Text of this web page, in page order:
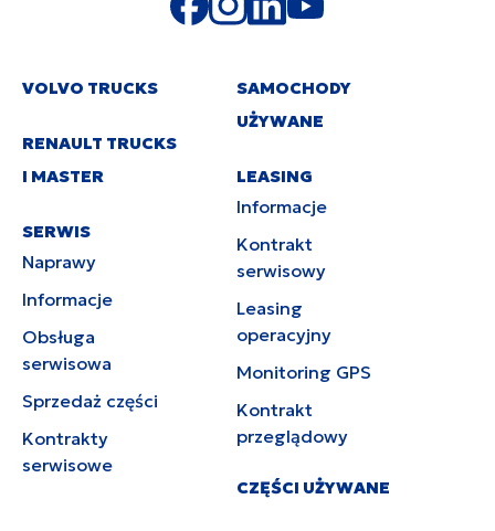
VOLVO TRUCKS
RENAULT TRUCKS
I MASTER
SERWIS
Naprawy
Informacje
Obsługa
serwisowa
Sprzedaż części
Kontrakty
serwisowe
SAMOCHODY
UŻYWANE
LEASING
Informacje
Kontrakt
serwisowy
Leasing
operacyjny
Monitoring GPS
Kontrakt
przeglądowy
CZĘŚCI UŻYWANE